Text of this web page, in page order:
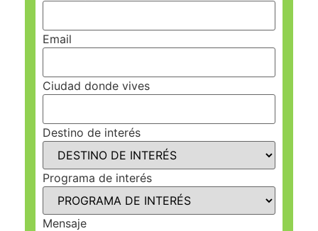
Email
Ciudad donde vives
Destino de interés
Programa de interés
Mensaje